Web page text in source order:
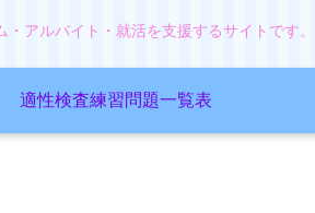
・アルバイト・就活を支援するサイトです。
適性検査練習問題一覧表